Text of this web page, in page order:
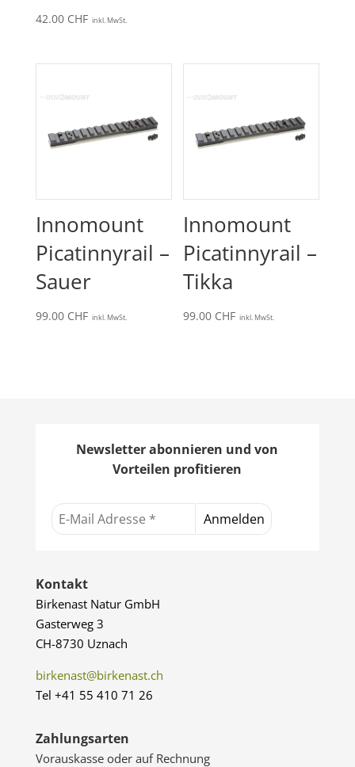
42.00 CHF inkl. MwSt.
Innomount
Picatinnyrail –
Sauer
99.00 CHF inkl. MwSt.
Innomount
Picatinnyrail –
Tikka
99.00 CHF inkl. MwSt.
Newsletter abonnieren und von
Vorteilen profitieren
Kontakt
Birkenast Natur GmbH
Gasterweg 3
CH-8730 Uznach
birkenast@birkenast.ch
Tel +41 55 410 71 26
Zahlungsarten
Vorauskasse oder auf Rechnung